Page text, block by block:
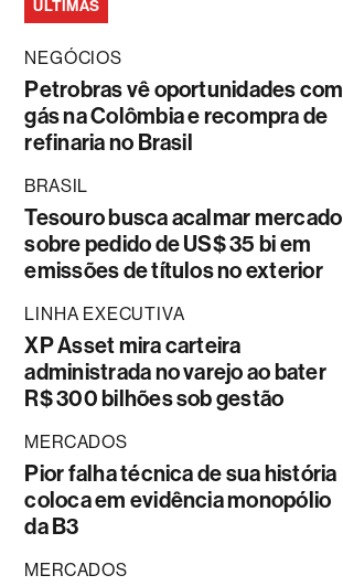
ÚLTIMAS
NEGÓCIOS
Petrobras vê oportunidades com
gás na Colômbia e recompra de
refinaria no Brasil
BRASIL
Tesouro busca acalmar mercado
sobre pedido de US$ 35 bi em
emissões de títulos no exterior
LINHA EXECUTIVA
XP Asset mira carteira
administrada no varejo ao bater
R$ 300 bilhões sob gestão
MERCADOS
Pior falha técnica de sua história
coloca em evidência monopólio
da B3
MERCADOS